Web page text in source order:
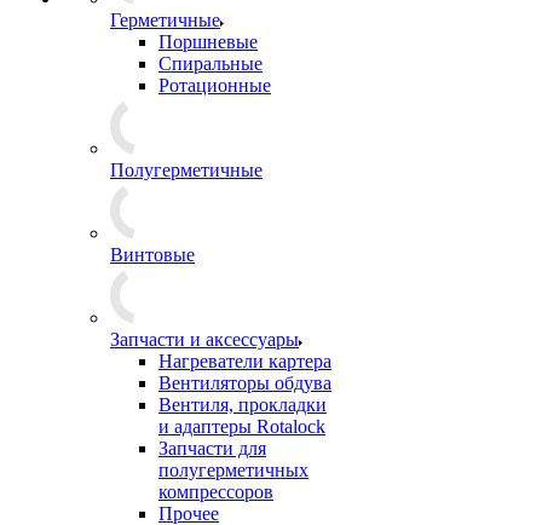
Герметичные
Поршневые
Спиральные
Ротационные
Полугерметичные
Винтовые
Запчасти и аксессуары
Нагреватели картера
Вентиляторы обдува
Вентиля, прокладки
и адаптеры Rotalock
Запчасти для
полугерметичных
компрессоров
Прочее